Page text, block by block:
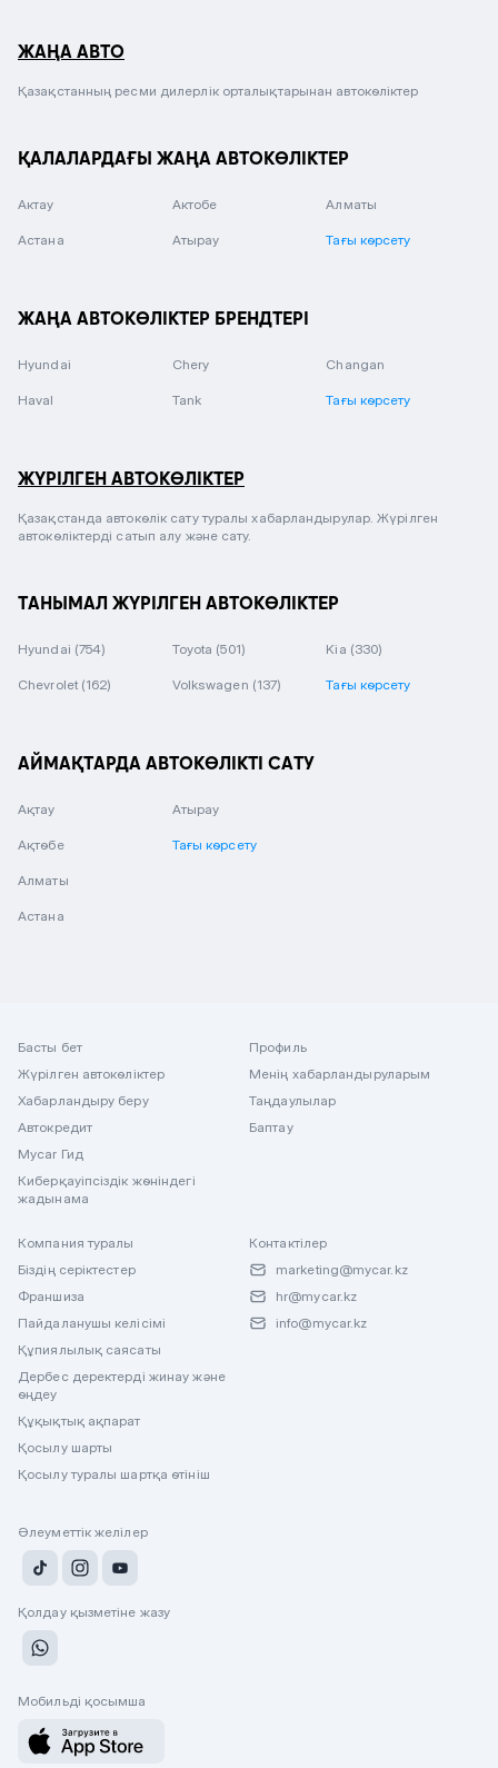
ЖАҢА АВТО
Қазақстанның ресми дилерлік орталықтарынан автокөліктер
ҚАЛАЛАРДАҒЫ ЖАҢА АВТОКӨЛІКТЕР
Актау Актобе Алматы
Астана Атырау Тағы көрсету
ЖАҢА АВТОКӨЛІКТЕР БРЕНДТЕРІ
Hyundai Chery Changan
Haval Tank Тағы көрсету
ЖҮРІЛГЕН АВТОКӨЛІКТЕР
Қазақстанда автокөлік сату туралы хабарландырулар. Жүрілген
автокөліктерді сатып алу және сату.
ТАНЫМАЛ ЖҮРІЛГЕН АВТОКӨЛІКТЕР
Hyundai (754) Toyota (501) Kia (330)
Chevrolet (162) Volkswagen (137) Тағы көрсету
АЙМАҚТАРДА АВТОКӨЛІКТІ САТУ
Ақтау
Ақтөбе
Алматы
Астана
Атырау
Тағы көрсету
Басты бет
Жүрілген автокөліктер
Хабарландыру беру
Автокредит
Mycar Гид
Киберқауіпсіздік жөніндегі
жадынама
Профиль
Менің хабарландыруларым
Таңдаулылар
Баптау
Компания туралы
Біздің серіктестер
Франшиза
Пайдаланушы келісімі
Құпиялылық саясаты
Дербес деректерді жинау және
өңдеу
Құқықтық ақпарат
Қосылу шарты
Қосылу туралы шартқа өтініш
Контактілер
marketing@mycar.kz
hr@mycar.kz
info@mycar.kz
Әлеуметтік желілер
Қолдау қызметіне жазу
Мобильді қосымша